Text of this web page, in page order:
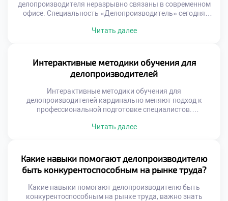
делопроизводителя неразрывно связаны в современном
офисе. Специальность «Делопроизводитель» сегодня
инструментами. Компьютерные системы
решают поступить учиться в московский техникум ради
освоения передовых программных комплексов. Учебный
процесс включает интенсивную практику в реальных
информационных средах. Студенты учатся управлять
документами с […]
Читать далее
Интерактивные методики обучения для
делопроизводителей
Интерактивные методики обучения для
делопроизводителей кардинально меняют подход к
профессиональной подготовке специалистов.
вовлечению студентов в процесс. Будущий эксперт не
алгоритмов работы с документами. Практический опыт
формируется еще до выхода на реальное рабочее место.
Активность студента становится главным […]
Читать далее
Какие навыки помогают делопроизводителю
быть конкурентоспособным на рынке труда?
Какие навыки помогают делопроизводителю быть
конкурентоспособным на рынке труда, важно знать